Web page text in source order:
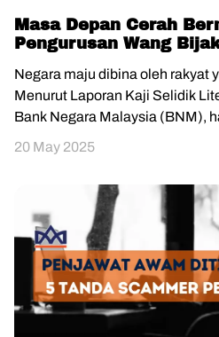
Masa Depan Cerah
Pengurusan Wang
20 May 2025
Negara maju dibina oleh rakyat
Menurut Laporan Kaji Selidik
Bank Negara Malaysia (BNM),